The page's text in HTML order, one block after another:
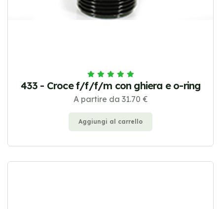
433 - Croce f/f/f/m con ghiera e o-ring
A partire da 31.70 €
Aggiungi al carrello